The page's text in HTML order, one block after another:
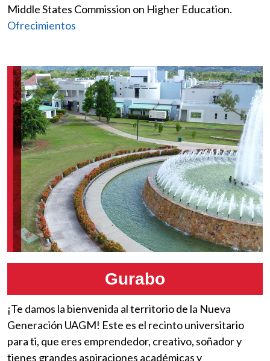
Middle States Commission on Higher Education.
Ofrecimientos
Gurabo
¡Te damos la bienvenida al territorio de la Nueva
Generación UAGM! Este es el recinto universitario
para ti, que eres emprendedor, creativo, soñador y
tienes grandes aspiraciones académicas y